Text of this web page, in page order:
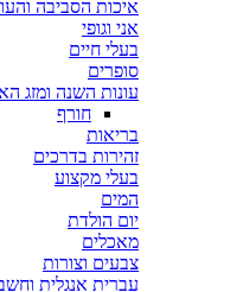
איכות הסביבה
אני וגופי
בעלי חיים
סופרים
עונות השנה ומזג
חורף
בריאות
זהירות בדרכים
בעלי מקצוע
המים
יום הולדת
מאכלים
צבעים וצורות
עברית אנגלית